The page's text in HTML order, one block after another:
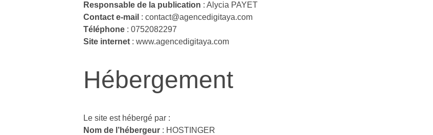
Responsable de la publication : Alycia PAYET
Contact e-mail : contact@agencedigitaya.com
Téléphone : 0752082297
Site internet : www.agencedigitaya.com
Hébergement
Le site est hébergé par :
Nom de l’hébergeur : HOSTINGER